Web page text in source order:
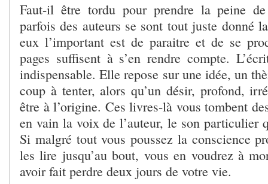
Faut-il être tordu pour prendre la peine
parfois des auteurs se sont tout juste donné
eux l’important est de paraitre et de se
pages suffisent à s’en rendre compte.
indispensable. Elle repose sur une idée, un
coup à tenter, alors qu’un désir, profond,
être à l’origine. Ces livres-là vous tombent
en vain la voix de l’auteur, le son particulier
Si malgré tout vous poussez la conscience
les lire jusqu’au bout, vous en voudrez à
avoir fait perdre deux jours de votre vie.